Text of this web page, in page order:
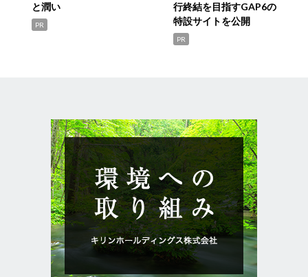
と潤い
PR
行終結を目指すGAP6の
特設サイトを公開
PR